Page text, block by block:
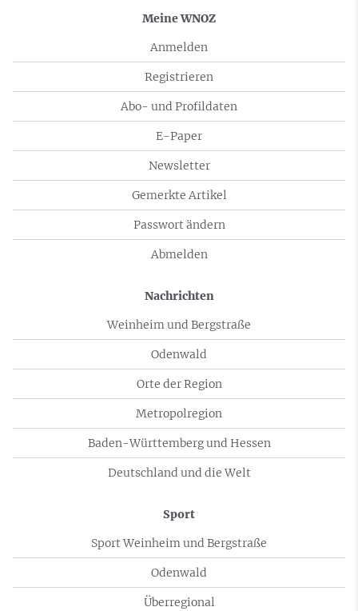
Meine WNOZ
Anmelden
Registrieren
Abo- und Profildaten
E-Paper
Newsletter
Gemerkte Artikel
Passwort ändern
Abmelden
Nachrichten
Weinheim und Bergstraße
Odenwald
Orte der Region
Metropolregion
Baden-Württemberg und Hessen
Deutschland und die Welt
Sport
Sport Weinheim und Bergstraße
Odenwald
Überregional